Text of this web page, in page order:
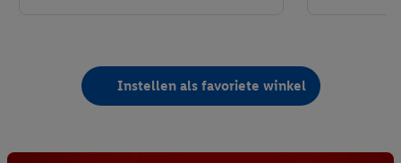
Instellen als favoriete winkel